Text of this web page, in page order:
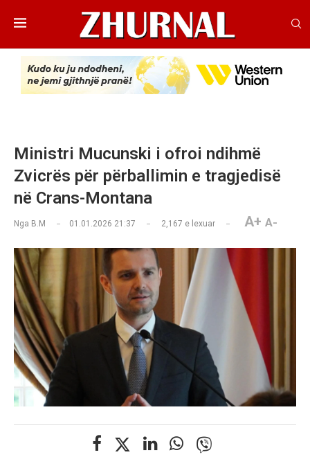
Ministri Mucunski i ofroi ndihmë
Zvicrës për përballimin e tragjedisë
në Crans-Montana
Nga B.M 01.01.2026 21:37 2,167 e lexuar A+ A-